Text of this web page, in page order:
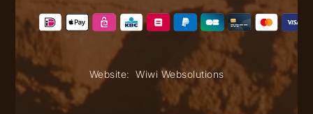
Website: Wiwi Websolutions